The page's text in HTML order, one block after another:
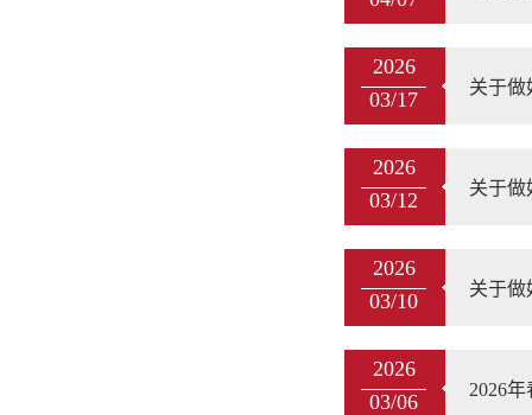
2026
03/17
关于做
2026
03/12
关于做
2026
03/10
关于做
2026
03/06
2026